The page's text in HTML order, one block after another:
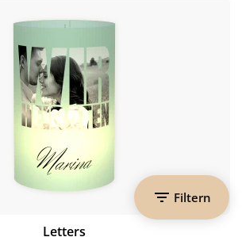
Filtern
Letters